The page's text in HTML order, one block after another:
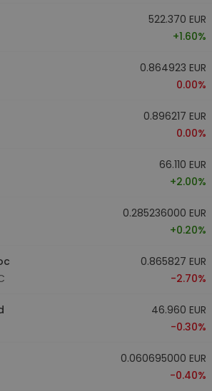
522.370 EUR
+1.60%
0.864923 EUR
0.00%
0.896217 EUR
0.00%
66.110 EUR
+2.00%
0.285236000 EUR
+0.20%
0.865827 EUR
-2.70%
46.960 EUR
-0.30%
0.060695000 EUR
-0.40%